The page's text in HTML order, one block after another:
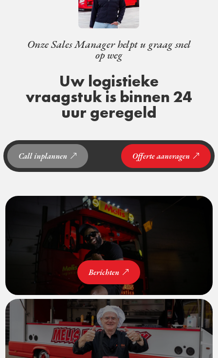
Onze Sales Manager helpt u graag snel
op weg
Uw logistieke
vraagstuk is binnen 24
uur geregeld
Call inplannen Offerte aanvragen
Berichten